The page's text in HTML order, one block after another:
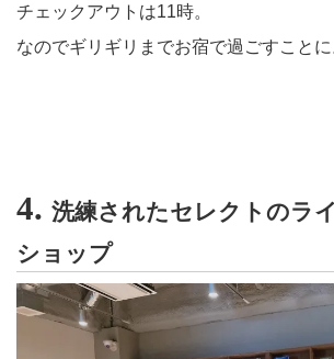
チェックアウトは11時。
なのでギリギリまでお宿で過ごすことに
4. 洗練されたセレクトのラ
ショップ